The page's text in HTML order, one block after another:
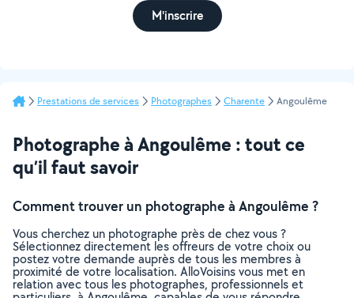
M'inscrire
Prestations de services Photographes Charente Angoulême
Photographe à Angoulême : tout ce
qu’il faut savoir
Comment trouver un photographe à Angoulême ?
Vous cherchez un photographe près de chez vous ?
Sélectionnez directement les offreurs de votre choix ou
postez votre demande auprès de tous les membres à
proximité de votre localisation. AlloVoisins vous met en
relation avec tous les photographes, professionnels et